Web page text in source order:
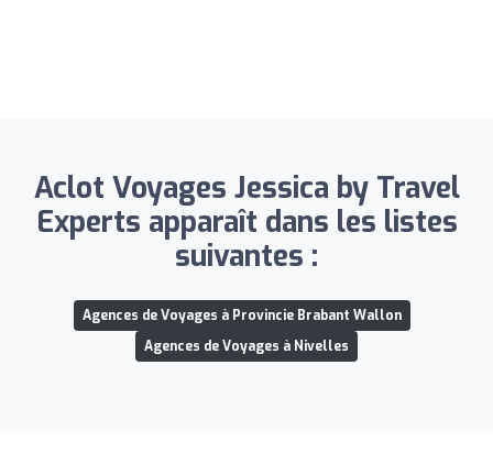
Aclot Voyages Jessica by Travel
Experts apparaît dans les listes
suivantes :
Agences de Voyages à Provincie Brabant Wallon
Agences de Voyages à Nivelles